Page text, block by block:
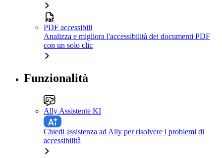
PDF accessibili
Analizza e migliora l'accessibilità dei documenti PDF
con un solo clic
Funzionalità
Ally Assistente KI
Chiedi assistenza ad Ally per risolvere i problemi di
accessibilità